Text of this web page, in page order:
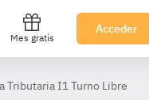
Mes gratis
Acceder
Tributaria I1 Turno Libre